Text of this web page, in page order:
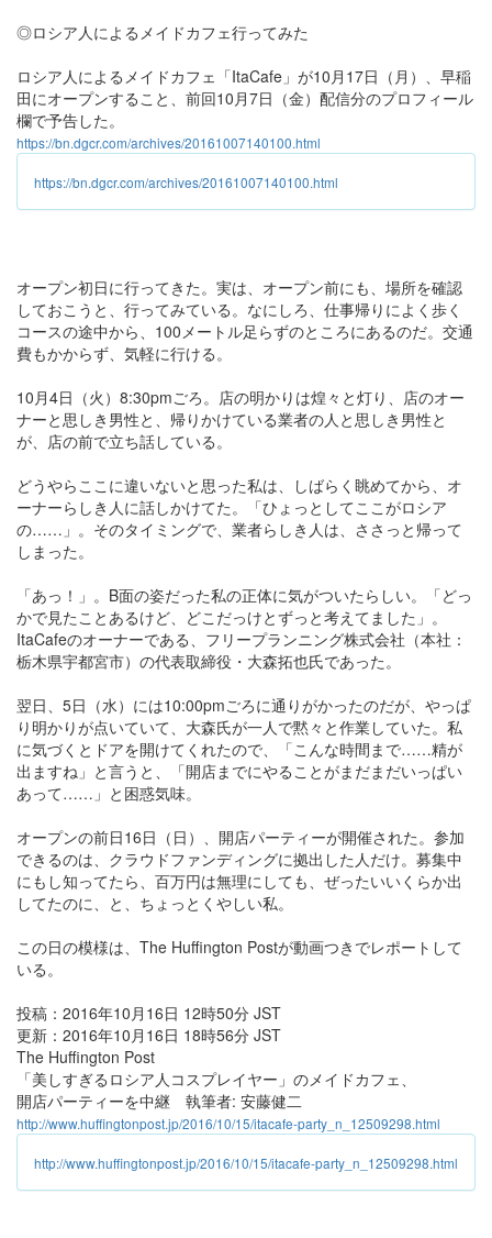
◎ロシア人によるメイドカフェ行ってみた
ロシア人によるメイドカフェ「ItaCafe」が10月17日（月）、早稲
田にオープンすること、前回10月7日（金）配信分のプロフィール
欄で予告した。
https://bn.dgcr.com/archives/20161007140100.html
https://bn.dgcr.com/archives/20161007140100.html
オープン初日に行ってきた。実は、オープン前にも、場所を確認
しておこうと、行ってみている。なにしろ、仕事帰りによく歩く
コースの途中から、100メートル足らずのところにあるのだ。交通
費もかからず、気軽に行ける。
10月4日（火）8:30pmごろ。店の明かりは煌々と灯り、店のオー
ナーと思しき男性と、帰りかけている業者の人と思しき男性と
が、店の前で立ち話している。
どうやらここに違いないと思った私は、しばらく眺めてから、オ
ーナーらしき人に話しかけてた。「ひょっとしてここがロシア
の……」。そのタイミングで、業者らしき人は、ささっと帰って
しまった。
「あっ！」。B面の姿だった私の正体に気がついたらしい。「どっ
かで見たことあるけど、どこだっけとずっと考えてました」。
ItaCafeのオーナーである、フリープランニング株式会社（本社：
栃木県宇都宮市）の代表取締役・大森拓也氏であった。
翌日、5日（水）には10:00pmごろに通りがかったのだが、やっぱ
り明かりが点いていて、大森氏が一人で黙々と作業していた。私
に気づくとドアを開けてくれたので、「こんな時間まで……精が
出ますね」と言うと、「開店までにやることがまだまだいっぱい
あって……」と困惑気味。
オープンの前日16日（日）、開店パーティーが開催された。参加
できるのは、クラウドファンディングに拠出した人だけ。募集中
にもし知ってたら、百万円は無理にしても、ぜったいいくらか出
してたのに、と、ちょっとくやしい私。
この日の模様は、The Huffington Postが動画つきでレポートして
いる。
投稿：2016年10月16日 12時50分 JST
更新：2016年10月16日 18時56分 JST
The Huffington Post
「美しすぎるロシア人コスプレイヤー」のメイドカフェ、
開店パーティーを中継 執筆者: 安藤健二
http://www.huffingtonpost.jp/2016/10/15/itacafe-party_n_12509298.html
http://www.huffingtonpost.jp/2016/10/15/itacafe-party_n_12509298.html